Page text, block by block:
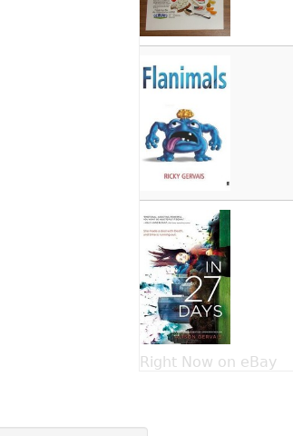
Right Now on eBay